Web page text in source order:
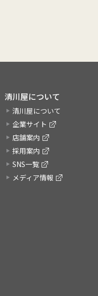
清川屋について
清川屋について
企業サイト
店舗案内
採用案内
SNS一覧
メディア情報